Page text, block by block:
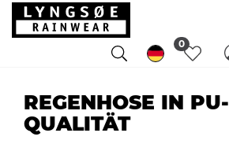
0
REGENHOSE IN PU-
QUALITÄT